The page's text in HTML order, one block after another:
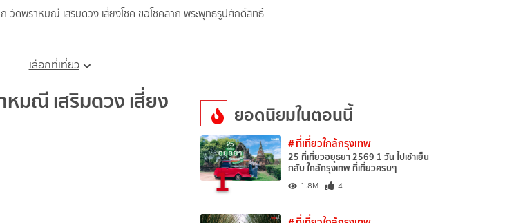
วัดพราหมณี เสริมดวง เสี่ยงโชค ขอโชคลาภ พระพุทธรูปศักดิ์สิทธิ์
เลือกที่เที่ยว
มณี เสริมดวง เสี่ยง ยอดนิยมในตอนนี้
1
# ที่เที่ยวใกล้กรุงเทพ
25 ที่เที่ยวอยุธยา 2569 1 วัน ไปเช้าเย็น
กลับ ใกล้กรุงเทพ ที่เที่ยวครบๆ
1.8M 4